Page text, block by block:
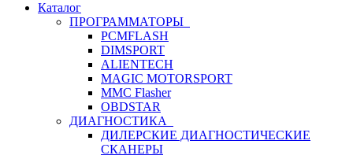
Каталог
ПРОГРАММАТОРЫ
PCMFLASH
DIMSPORT
ALIENTECH
MAGIC MOTORSPORT
MMC Flasher
OBDSTAR
ДИАГНОСТИКА
ДИЛЕРСКИЕ ДИАГНОСТИЧЕСКИЕ
СКАНЕРЫ